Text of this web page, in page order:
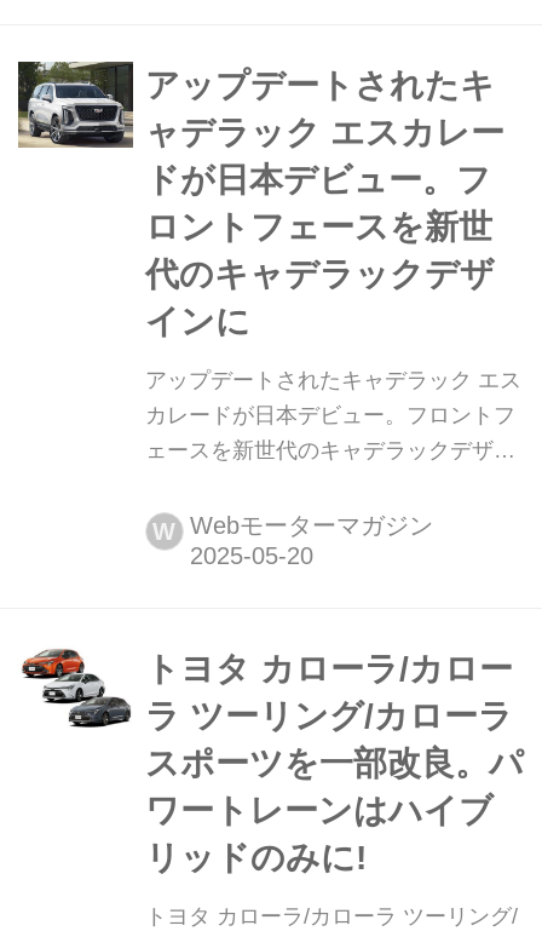
アップデートされたキ
ャデラック エスカレー
ドが日本デビュー。フ
ロントフェースを新世
代のキャデラックデザ
インに
アップデートされたキャデラック エス
カレードが日本デビュー。フロントフ
ェースを新世代のキャデラックデザイ
ーズ・ジャパン(以下、GMジャパン)
は、キャデラック ブランドのフラッグ
W Webモーターマガジン
トヨタ カローラ/カロー
ラ ツーリング/カローラ
スポーツを一部改良。パ
ワートレーンはハイブ
リッドのみに!
トヨタ カローラ/カローラ ツーリング/